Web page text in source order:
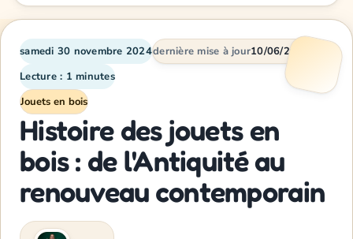
samedi 30 novembre 2024dernière mise à jour10/06/2026
Lecture : 1 minutes
Jouets en bois
Histoire des jouets en
bois : de l'Antiquité au
renouveau contemporain